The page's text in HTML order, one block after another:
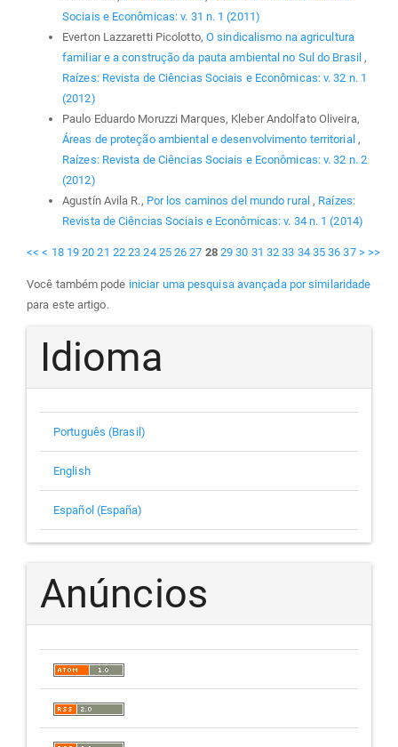
Sociais e Econômicas: v. 31 n. 1 (2011)
Everton Lazzaretti Picolotto,O sindicalismo na agricultura
familiar e a construção da pauta ambiental no Sul do Brasil,
Raízes: Revista de Ciências Sociais e Econômicas: v. 32 n. 1
(2012)
Paulo Eduardo Moruzzi Marques, Kleber Andolfato Oliveira,
Áreas de proteção ambiental e desenvolvimento territorial ,
Raízes: Revista de Ciências Sociais e Econômicas: v. 32 n. 2
(2012)
Agustín Avila R., Por los caminos del mundo rural, Raízes:
Revista de Ciências Sociais e Econômicas: v. 34 n. 1 (2014)
<< < 18 19 20 21 22 23 24 25 26 27 28 29 30 31 32 33 34 35 36 37 > >>
Você também pode iniciar uma pesquisa avançada por similaridade
para este artigo.
Idioma
Português (Brasil)
English
Español (España)
Anúncios